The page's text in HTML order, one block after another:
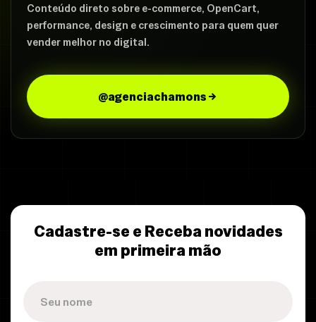
Conteúdo direto sobre e-commerce, OpenCart,
performance, design e crescimento para quem quer
vender melhor no digital.
@agenciachamons
Cadastre-se e Receba novidades
em primeira mão